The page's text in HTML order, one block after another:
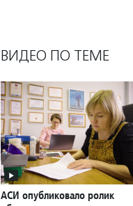
ВИДЕО ПО ТЕМЕ
АСИ опубликовало ролик